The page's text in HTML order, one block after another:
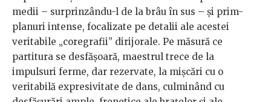
medii – surprinzându-l de la brâu în sus – și prim-
planuri intense, focalizate pe detalii ale acestei
veritabile „coregrafii” dirijorale. Pe măsură ce
partitura se desfășoară, maestrul trece de la
impulsuri ferme, dar rezervate, la mișcări cu o
veritabilă expresivitate de dans, culminând cu